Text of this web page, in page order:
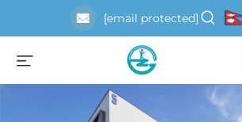
[email protected]